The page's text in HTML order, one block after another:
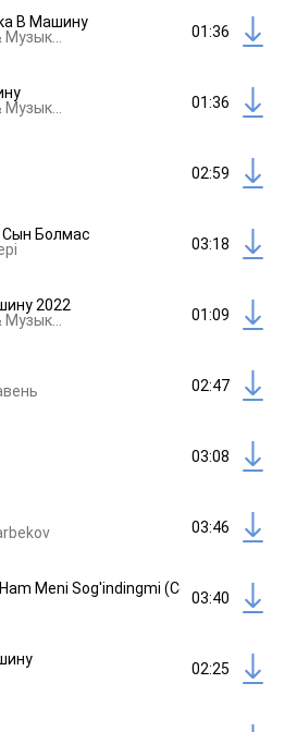
В Машину
01:36
01:36
02:59
Сын Болмас
03:18
2022
01:09
02:47
03:08
03:46
Meni Sog'indingmi (Cover Version)
03:40
02:25